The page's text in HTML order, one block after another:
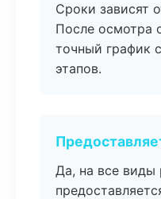
Сроки зависят
После осмотра
точный график
этапов.
Да, на все виды